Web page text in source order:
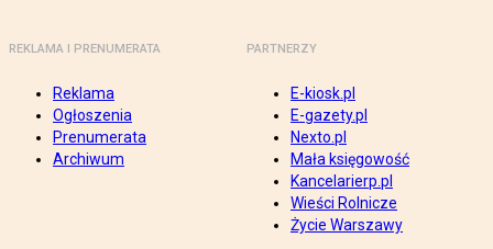
REKLAMA I PRENUMERATA
Reklama
Ogłoszenia
Prenumerata
Archiwum
PARTNERZY
E-kiosk.pl
E-gazety.pl
Nexto.pl
Mała księgowość
Kancelarierp.pl
Wieści Rolnicze
Życie Warszawy